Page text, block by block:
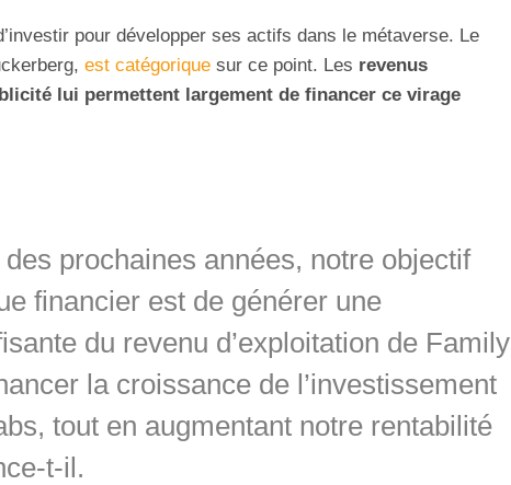
pour développer ses actifs dans le métaverse. Le
est catégorique sur ce point. Les revenus
lui permettent largement de financer ce virage
prochaines années, notre objectif
financier est de générer une
du revenu d’exploitation de Family
la croissance de l’investissement
tout en augmentant notre rentabilité
t-il.